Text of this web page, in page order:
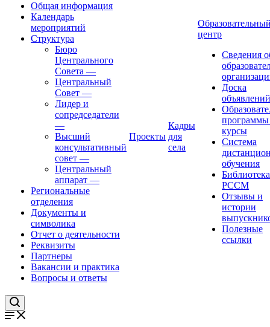
Общая информация
Календарь
мероприятий
Структура
Бюро
Центрального
Совета —
Центральный
Совет —
Лидер и
сопредседатели
—
Высший
консультативный
совет —
Центральный
аппарат —
Региональные
отделения
Документы и
символика
Отчет о деятельности
Реквизиты
Партнеры
Вакансии и практика
Вопросы и ответы
Проекты
Кадры
для
села
центр
Сведения
Доска
объявлений
курсы
Система
обучения
Библиотека
РССМ
Отзывы и
истории
Полезные
ссылки